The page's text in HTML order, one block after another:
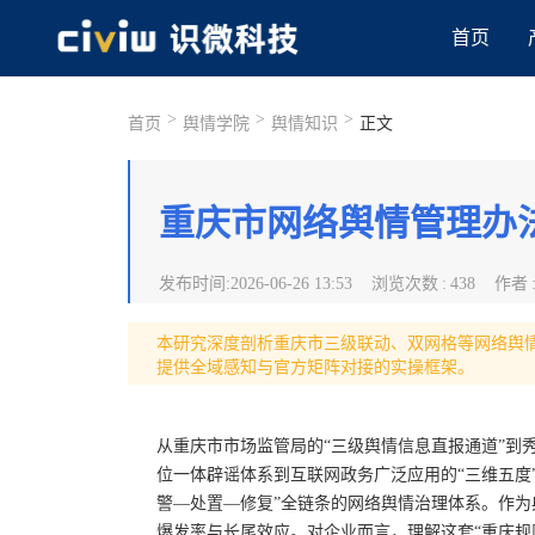
首页
首页 > 舆情学院 > 舆情知识 > 正文
重庆市网络舆情管理办
发布时间 :2026-06-26 13:53 浏览次数 : 438 作者 :
本研究深度剖析重庆市三级联动、双网格等网络
提供全域感知与官方矩阵对接的实操框架。
从重庆市市场监管局的“三级舆情信息直报通道”到
位一体辟谣体系到互联网政务广泛应用的“三维五
警—处置—修复”全链条的网络舆情治理体系。作为